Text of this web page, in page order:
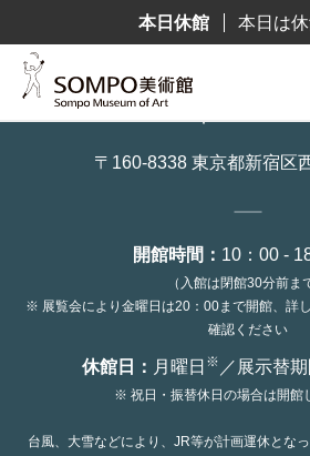
テ
本日休館 本日は
〒160-8338 東京都新宿区
開館時間： 10：00 -
（入館は閉館30分前ま
※ 展覧会により金曜日は20：00まで開館、詳
確認ください
休館日： 月曜日 ※ ／展示替
※ 祝日・振替休日の場合は開館
台風、大雪などにより、JR等が計画運休とな